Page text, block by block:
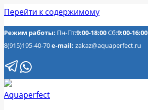
Перейти к содержимому
Режим работы: Пн-Пт:9:00-18:00Сб:9:00-16:00
8(915)195-40-70e-mail: zakaz@aquaperfect.ru